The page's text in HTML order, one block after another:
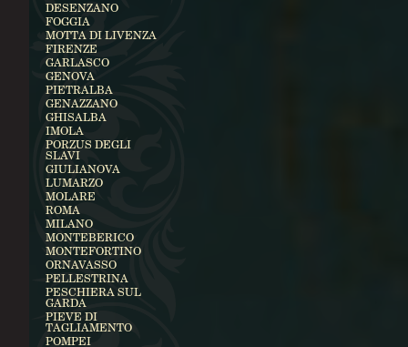
DESENZANO
FOGGIA
MOTTA DI LIVENZA
FIRENZE
GARLASCO
GENOVA
PIETRALBA
GENAZZANO
GHISALBA
IMOLA
PORZUS DEGLI
SLAVI
GIULIANOVA
LUMARZO
MOLARE
ROMA
MILANO
MONTEBERICO
MONTEFORTINO
ORNAVASSO
PELLESTRINA
PESCHIERA SUL
GARDA
PIEVE DI
TAGLIAMENTO
POMPEI